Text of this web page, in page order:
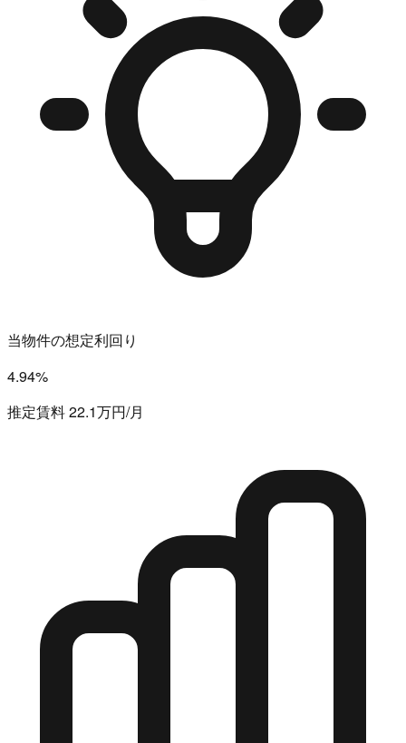
当物件の想定利回り
4.94%
推定賃料 22.1万円/月